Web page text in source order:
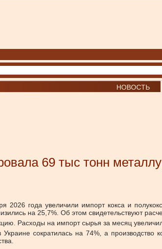
НОВОСТЬ
69 тыс тонн
2026 года увеличили импорт кокса и
на 25,7%. Об этом свидетельствуют
Расходы на импорт сырья за месяц
сократилась на 74%, а